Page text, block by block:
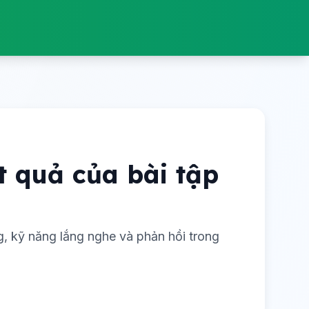
quả của bài tập
kỹ năng lắng nghe và phản hồi trong